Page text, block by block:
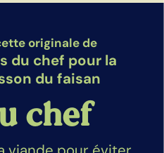
originale de
du chef pour la
du faisan
chef